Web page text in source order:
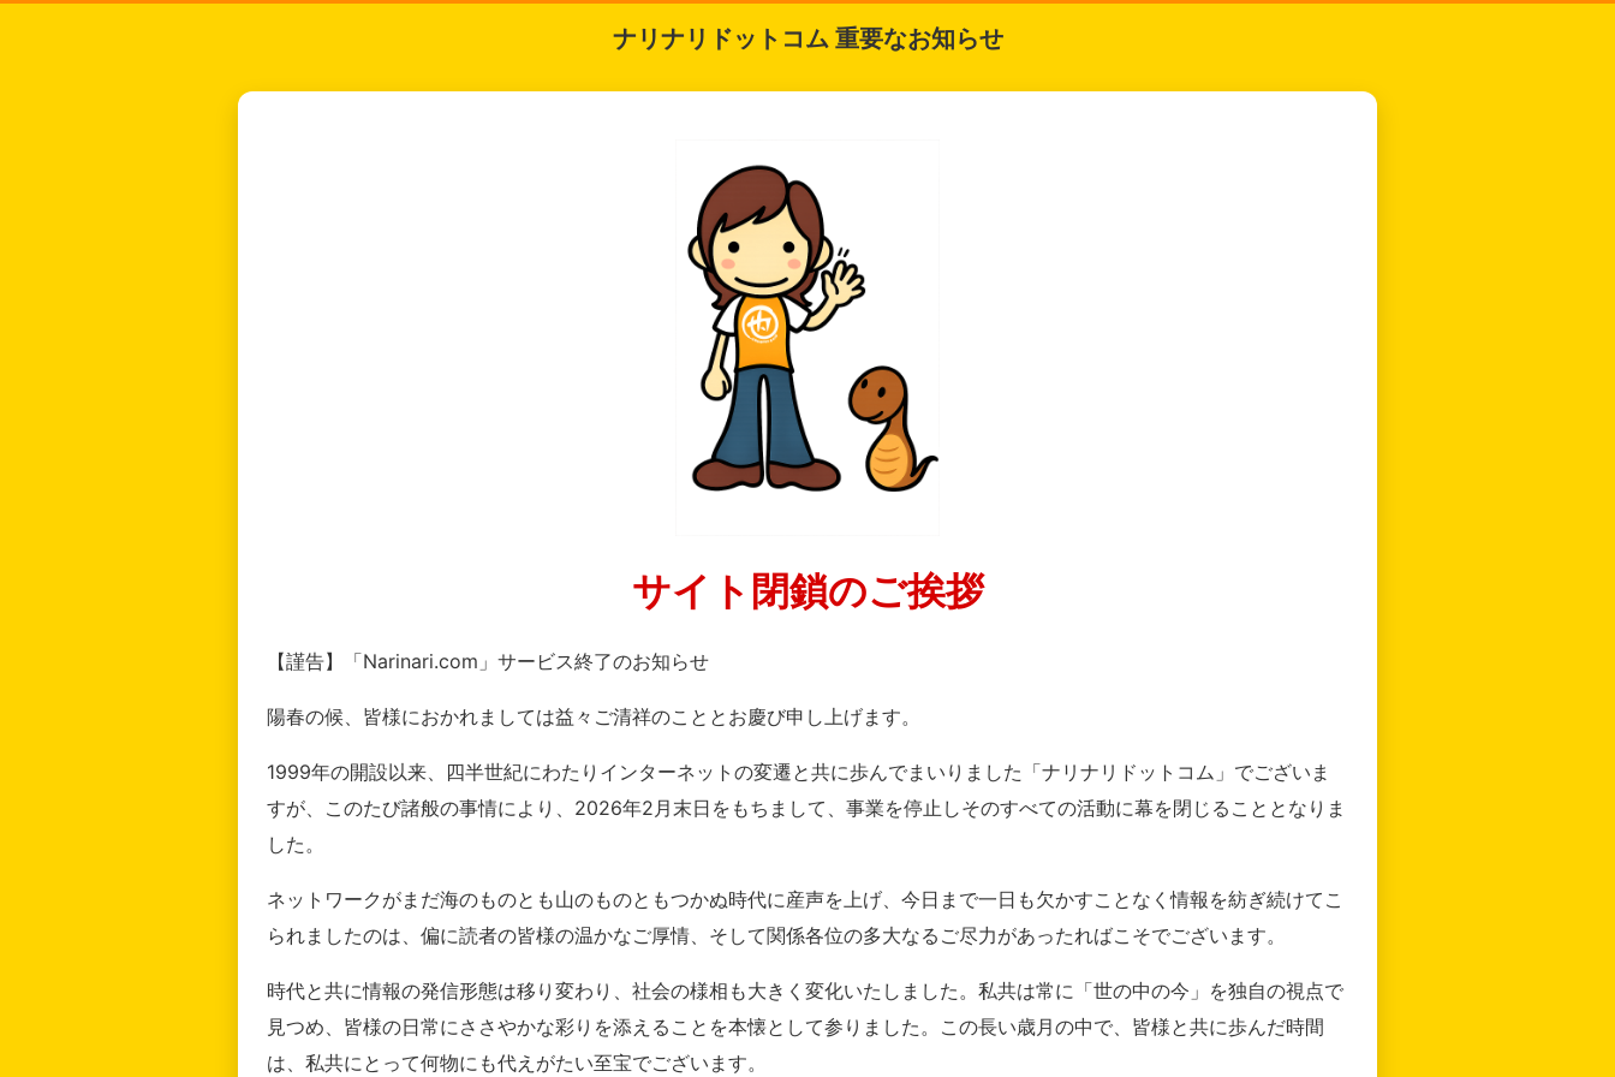
ナリナリドットコム 重要なお知らせ
サイト閉鎖のご挨拶
【謹告】「Narinari.com」サービス終了のお知らせ
陽春の候、皆様におかれましては益々ご清祥のこととお慶び申し上げます。
1999年の開設以来、四半世紀にわたりインターネットの変遷と共に歩んでまいりました「ナリナリドットコム」でございま
すが、このたび諸般の事情により、2026年2月末日をもちまして、事業を停止しそのすべての活動に幕を閉じることとなりま
した。
ネットワークがまだ海のものとも山のものともつかぬ時代に産声を上げ、今日まで一日も欠かすことなく情報を紡ぎ続けてこ
られましたのは、偏に読者の皆様の温かなご厚情、そして関係各位の多大なるご尽力があったればこそでございます。
時代と共に情報の発信形態は移り変わり、社会の様相も大きく変化いたしました。私共は常に「世の中の今」を独自の視点で
見つめ、皆様の日常にささやかな彩りを添えることを本懐として参りました。この長い歳月の中で、皆様と共に歩んだ時間
は、私共にとって何物にも代えがたい至宝でございます。